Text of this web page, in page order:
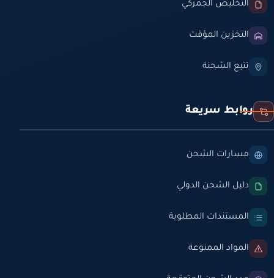
التخليص الجمركي
التخزين المؤقت
تتبع الشحنة
روابط سريعة
مسارات الشحن
دليل الشحن الدولي
المستندات المطلوبة
المواد الممنوعة